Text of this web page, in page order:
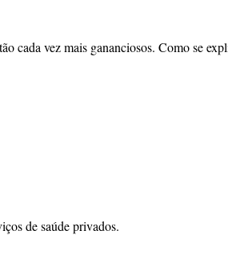
cada vez mais gananciosos. Como se
de saúde privados.